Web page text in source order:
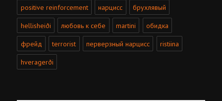
positive reinforcement нарцисс брухлявый
hellisheiði любовь к себе martini обидка
фрейд terrorist перверзный нарцисс ristiina
hveragerði